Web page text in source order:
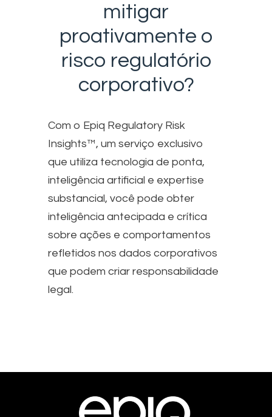
mitigar
proativamente o
risco regulatório
corporativo?
Com o Epiq Regulatory Risk
Insights™, um serviço exclusivo
que utiliza tecnologia de ponta,
inteligência artificial e expertise
substancial, você pode obter
inteligência antecipada e crítica
sobre ações e comportamentos
refletidos nos dados corporativos
que podem criar responsabilidade
legal.